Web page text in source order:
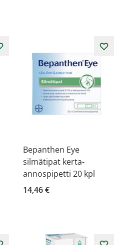
Bepanthen Eye
silmätipat kerta-
annospipetti 20 kpl
14,46 €